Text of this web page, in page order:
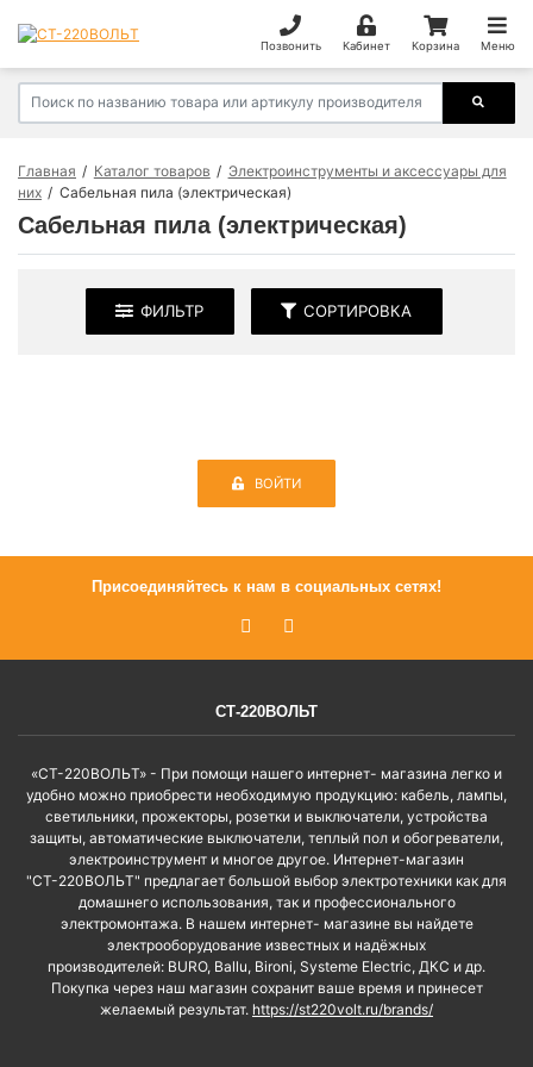
Позвонить Кабинет Корзина Меню
Главная Каталог товаров
Электроинструменты и аксессуары для
них
Сабельная пила (электрическая)
Сабельная пила (электрическая)
ФИЛЬТР СОРТИРОВКА
ВОЙТИ
Присоединяйтесь к нам в социальных сетях!
СТ-220ВОЛЬТ
«СТ-220ВОЛЬТ» - При помощи нашего интернет- магазина легко и
удобно можно приобрести необходимую продукцию: кабель, лампы,
светильники, прожекторы, розетки и выключатели, устройства
защиты, автоматические выключатели, теплый пол и обогреватели,
электроинструмент и многое другое. Интернет-магазин
"СТ-220ВОЛЬТ" предлагает большой выбор электротехники как для
домашнего использования, так и профессионального
электромонтажа. В нашем интернет- магазине вы найдете
электрооборудование известных и надёжных
производителей: BURO, Ballu, Bironi, Systeme Electric, ДКС и др.
Покупка через наш магазин сохранит ваше время и принесет
желаемый результат. https://st220volt.ru/brands/